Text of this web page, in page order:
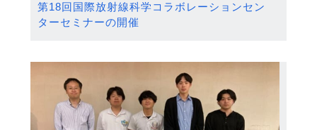
第18回国際放射線科学コラボレーションセン
ターセミナーの開催